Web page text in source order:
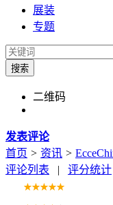
展装
专题
搜索
二维码
发表评论
首页 > 资讯 >
评论列表 | 评分统计